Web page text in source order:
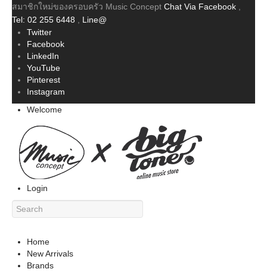
สมาชิกใหม่ของครอบครัว Music Concept Chat Via Facebook
Tel: 02 255 6448
Line@
Twitter
Facebook
LinkedIn
YouTube
Pinterest
Instagram
Welcome
Login
Home
New Arrivals
Brands